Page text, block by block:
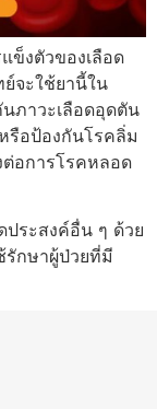
ข็งตัวของเลือด
จะใช้ยานี้ใน
ภาวะเลือดอุดตัน
รือป้องกันโรคลิ่ม
ต่อการโรคหลอด
ประสงค์อื่น ๆ ด้วย
กษาผู้ป่วยที่มี